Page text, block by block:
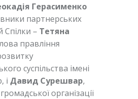
Герасименко
партнерських
Спілки – Тетяна
правління
суспільства імені
і Давид Сурешвар,
організації